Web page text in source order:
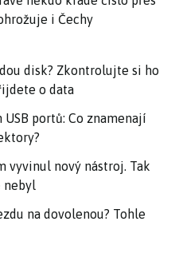
i Čechy
disk? Zkontrolujte si ho
o data
portů: Co znamenají
vyvinul nový nástroj. Tak
nebyl
na dovolenou? Tohle